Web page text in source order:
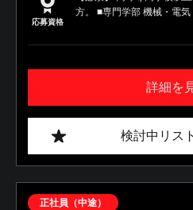
応募資格
方。 ■専門学部 機械・電気
詳細を
検討中リス
正社員（中途）